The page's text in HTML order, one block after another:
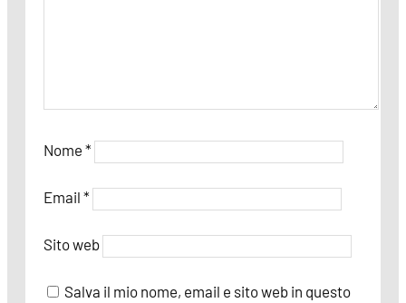
Nome *
Email *
Sito web
Salva il mio nome, email e sito web in questo